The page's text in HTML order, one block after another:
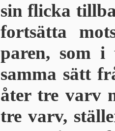
sin flicka
fortsätta
paren, som
samma sätt
åter tre varv
tre varv,